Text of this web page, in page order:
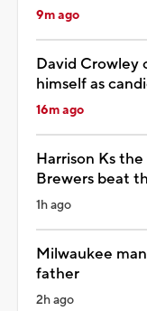
9m ago
David Crowley
himself as
16m ago
Harrison Ks
Brewers beat
1h ago
Milwaukee
father
2h ago